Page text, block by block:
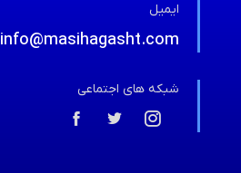
ایمیل
info@masihagasht.com
شبکه های اجتماعی